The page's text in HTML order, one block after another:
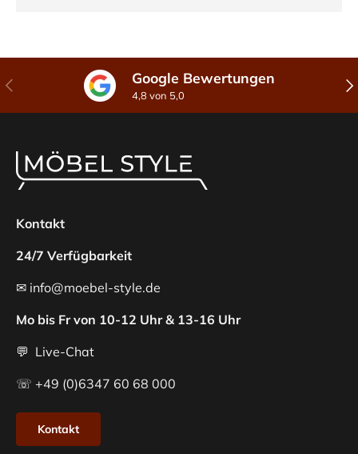
Vorherige Google Bewertungen
4,8 von 5,0
Kontakt
24/7 Verfügbarkeit
✉ info@moebel-style.de
Mo bis Fr von 10-12 Uhr & 13-16 Uhr
💬 Live-Chat
☏ +49 (0)6347 60 68 000
Kontakt